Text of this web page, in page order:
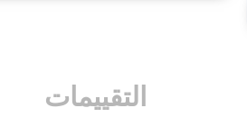
التقييمات